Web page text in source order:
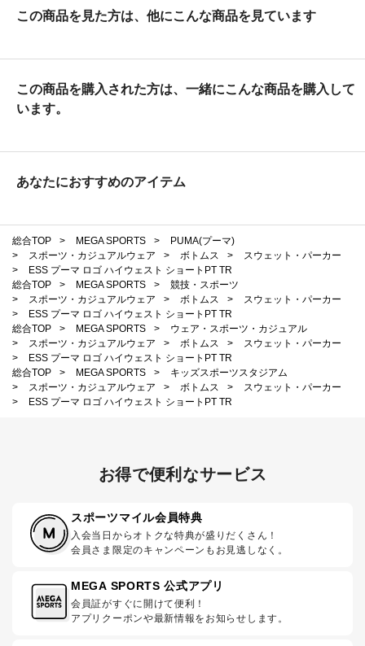
この商品を見た方は、他にこんな商品を見ています
この商品を購入された方は、一緒にこんな商品を購入して
います。
あなたにおすすめのアイテム
総合TOP > MEGA SPORTS >
PUMA(プーマ)
>
スポーツ・カジュアルウェア > ボトムス >
スウェット・パーカー
>
ESS プーマ ロゴ ハイウェスト ショートPT TR
総合TOP
> MEGA SPORTS >
競技・スポーツ
>
スポーツ・カジュアルウェア > ボトムス >
スウェット・パーカー
>
ESS プーマ ロゴ ハイウェスト ショートPT TR
総合TOP
> MEGA SPORTS >
ウェア・スポーツ・カジュアル
>
スポーツ・カジュアルウェア > ボトムス >
スウェット・パーカー
>
ESS プーマ ロゴ ハイウェスト ショートPT TR
総合TOP
> MEGA SPORTS >
キッズスポーツスタジアム
>
スポーツ・カジュアルウェア > ボトムス >
スウェット・パーカー
>
ESS プーマ ロゴ ハイウェスト ショートPT TR
お得で便利なサービス
スポーツマイル会員特典
入会当日からオトクな特典が盛りだくさん！
会員さま限定のキャンペーンもお見逃しなく。
MEGA SPORTS 公式アプリ
会員証がすぐに開けて便利！
アプリクーポンや最新情報をお知らせします。